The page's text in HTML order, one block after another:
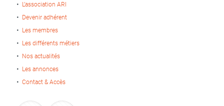
L’association ARI
Devenir adhérent
Les membres
Les différents métiers
Nos actualités
Les annonces
Contact & Accès